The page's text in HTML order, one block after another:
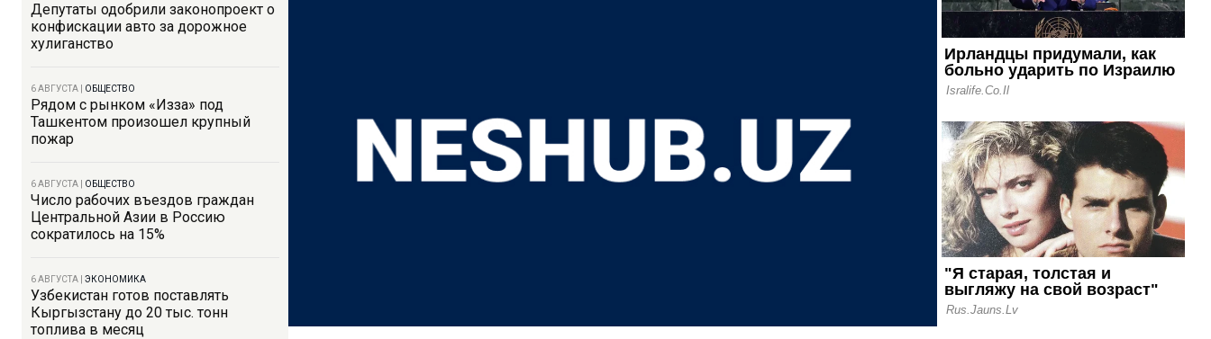
Депутаты одобрили законопроект о
конфискации авто за дорожное
хулиганство
6 АВГУСТА ОБЩЕСТВО
Рядом с рынком «Изза» под
Ташкентом произошел крупный
пожар
6 АВГУСТА ОБЩЕСТВО
Число рабочих въездов граждан
Центральной Азии в Россию
сократилось на 15%
6 АВГУСТА ЭКОНОМИКА
Узбекистан готов поставлять
Кыргызстану до 20 тыс. тонн
топлива в месяц